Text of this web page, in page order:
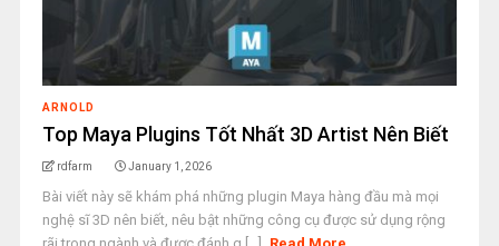
ARNOLD
Top Maya Plugins Tốt Nhất 3D Artist Nên Biết
rdfarm January 1, 2026
Bài viết này sẽ khám phá những plugin Maya hàng đầu mà mọi
nghệ sĩ 3D nên biết, nêu bật những công cụ được sử dụng rộng